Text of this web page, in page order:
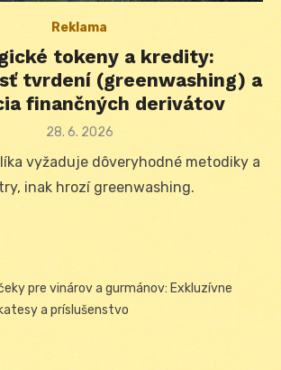
Reklama
tokeny a kredity:
tvrdení (greenwashing) a
finančných derivátov
Posted
28. 6. 2026
vyžaduje dôveryhodné metodiky a
inak hrozí greenwashing.
pre vinárov a gurmánov: Exkluzívne
a príslušenstvo